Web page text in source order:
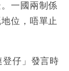
一國兩制係
位，唔單止
仔」發言時